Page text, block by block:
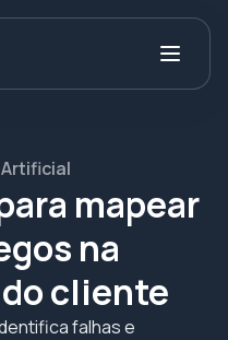
mapear
na
cliente
falhas e